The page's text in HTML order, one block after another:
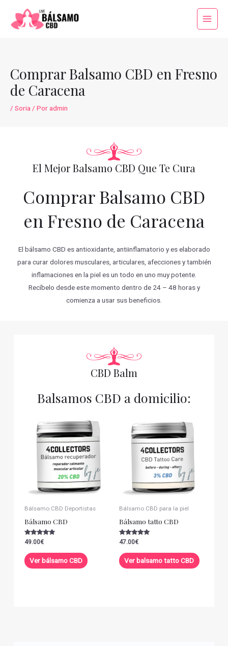
contenido
Main
Comprar Balsamo CBD en Fresno
de Caracena
/ Soria / Poradmin
El Mejor Balsamo CBD Que Te Cura
Comprar Balsamo CBD
en Fresno de Caracena
El bálsamo CBD es antioxidante, antiinflamatorio y es elaborado
para curar dolores musculares, articulares, afecciones y también
inflamaciones en la piel es un todo en uno muy potente.
Recíbelo desde este momento dentro de 24 – 48 horas y
comienza a usar sus beneficios.
CBD Balm
Balsamos CBD a domicilio:
Bálsamo CBD Deportistas
Bálsamo CBD
Valorado con
de 5
49.00€
Ver bálsamo CBD
Bálsamo CBD para la piel
Bálsamo tatto CBD
Valorado con
de 5
47.00€
Ver balsamo tatto CBD